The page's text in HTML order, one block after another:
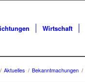
Wirtschaft
/ Aktuelles / Bekanntmachungen /